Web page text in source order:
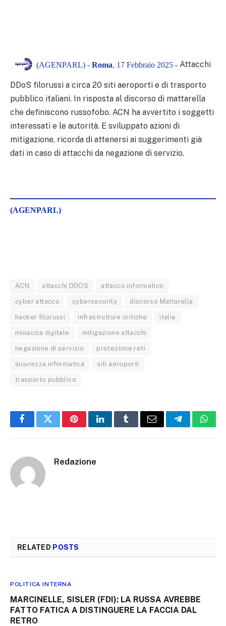
(AGENPARL) - Roma, 17 Febbraio 2025 - Attacchi
DDoS filorussi a circa 20 siti aeroporti e di trasporto
pubblico italiani. In risposta al discorso di mattarella
che definiscono russofobo. ACN ha avvertito i soggetti
interessati e le autorità. E sviluppato azioni di
mitigazione, ricorda di attenersi ai suggerimenti già
dati in caso di attacchi da negazione di servizio.
(AGENPARL)
ACN attacchi DDOS attacco informatico
cyber attacco cybersecurity discorso Mattarella
hacker filorussi infrastrutture critiche italia
minaccia digitale mitigazione attacchi
negazione di servizio protezione reti
sicurezza informatica siti aeroporti
trasporto pubblico
FacebookTwitterPinterestLinkedInTumblrEmail Telegram
Redazione
RELATED POSTS
POLITICA INTERNA
MARCINELLE, SISLER (FDI): LA RUSSA AVREBBE
FATTO FATICA A DISTINGUERE LA FACCIA DAL
RETRO